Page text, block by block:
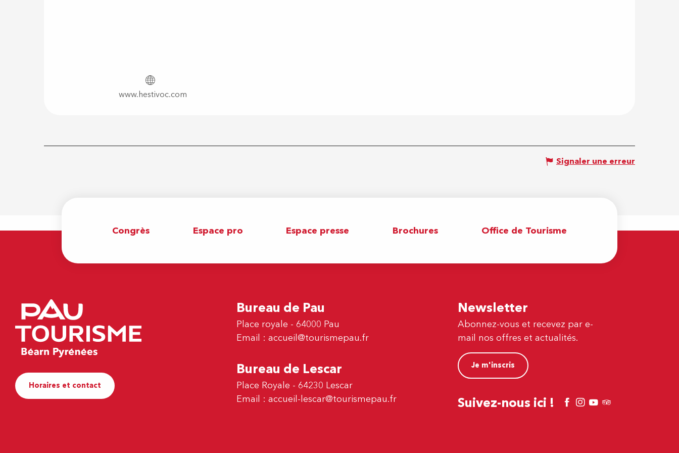
www.hestivoc.com
Signaler une erreur
Congrès Espace pro Espace presse Brochures Office de Tourisme
Horaires et contact
Bureau de Pau
Place royale - 64000 Pau
Email : accueil@tourismepau.fr
Bureau de Lescar
Place Royale - 64230 Lescar
Email : accueil-lescar@tourismepau.fr
Newsletter
Abonnez-vous et recevez par e-
mail nos offres et actualités.
Je m'inscris
Suivez-nous ici !